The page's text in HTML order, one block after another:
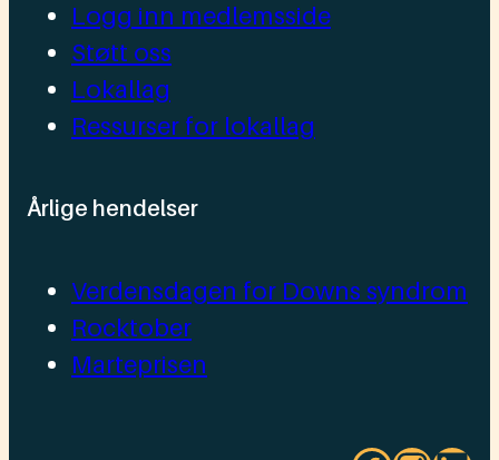
Logg inn medlemsside
Støtt oss
Lokallag
Ressurser for lokallag
Årlige hendelser
Verdensdagen for Downs syndrom
Rocktober
Marteprisen